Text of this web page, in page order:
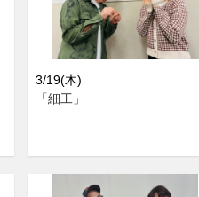
3/19(木)
「細工」